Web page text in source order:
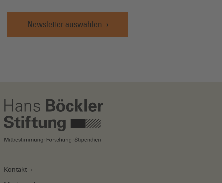
Newsletter auswählen
Kontakt